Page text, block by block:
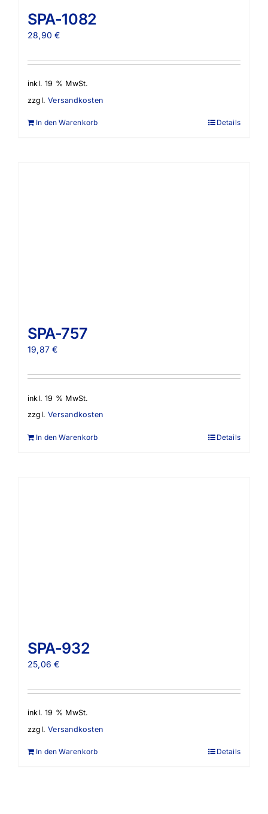
SPA-1082
28,90€
inkl. 19 % MwSt.
zzgl.Versandkosten
In den Warenkorb Details
SPA-757
19,87€
inkl. 19 % MwSt.
zzgl.Versandkosten
In den Warenkorb Details
SPA-932
25,06€
inkl. 19 % MwSt.
zzgl.Versandkosten
In den Warenkorb Details